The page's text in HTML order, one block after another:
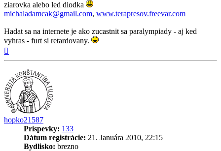
ziarovka alebo led diodka
michaladamcak@gmail.com, www.terapresov.freevar.com
Hadat sa na internete je ako zucastnit sa paralympiady - aj ked
vyhras - furt si retardovany.
hopko21587
Príspevky: 133
Dátum registrácie: 21. Januára 2010, 22:15
Bydlisko: brezno